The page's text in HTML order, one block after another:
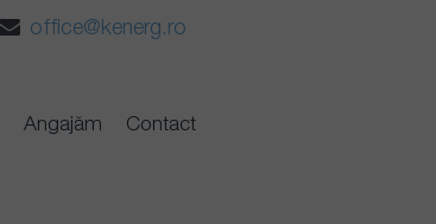
office@kenerg.ro
Angajăm Contact